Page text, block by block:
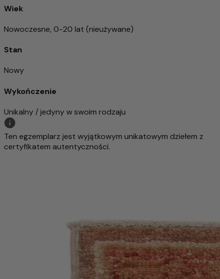
Wiek
Nowoczesne, 0-20 lat (nieużywane)
Stan
Nowy
Wykończenie
Unikalny / jedyny w swoim rodzaju
Ten egzemplarz jest wyjątkowym unikatowym dziełem z
certyfikatem autentyczności.